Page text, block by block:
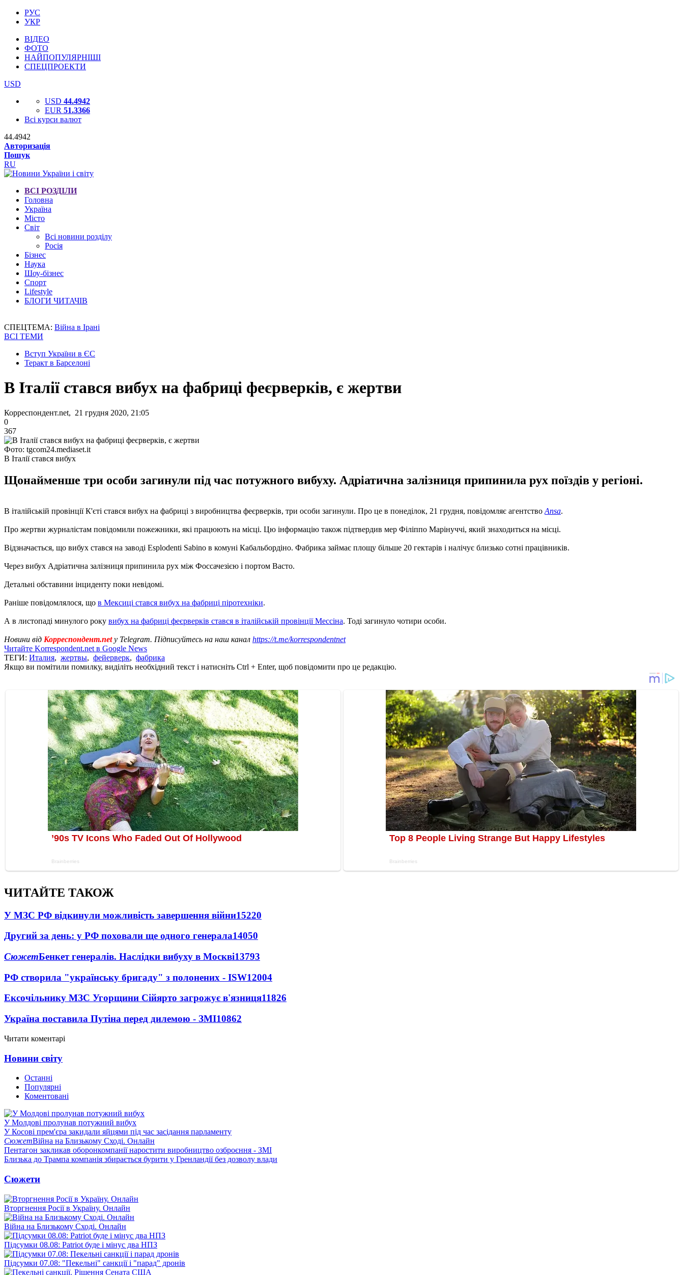
РУС
УКР
ВІДЕО
ФОТО
НАЙПОПУЛЯРНІШІ
СПЕЦПРОЕКТИ
USD
USD 44.4942
EUR 51.3366
Всі курси валют
44.4942
Авторизація
Пошук
RU
ВСІ РОЗДІЛИ
Головна
Україна
Місто
Світ
Всі новини розділу
Росія
Бізнес
Наука
Шоу-бізнес
Спорт
Lifestyle
БЛОГИ ЧИТАЧІВ
СПЕЦТЕМА: Війна в Ірані
ВСІ ТЕМИ
Вступ України в ЄС
Теракт в Барселоні
В Італії стався вибух на фабриці феєрверків, є жертви
Корреспондент.net, 21 грудня 2020, 21:05
0
367
Фото: tgcom24.mediaset.it
В Італії стався вибух
Щонайменше три особи загинули під час потужного вибуху. Адріатична залізниця припинила рух поїздів у регіоні.
В італійській провінції К'єті стався вибух на фабриці з виробництва феєрверків, три особи загинули. Про це в понеділок, 21 грудня, повідомляє агентство Ansa.
Про жертви журналістам повідомили пожежники, які працюють на місці. Цю інформацію також підтвердив мер Філіппо Марінуччі, який знаходиться на місці.
Відзначається, що вибух стався на заводі Esplodenti Sabino в комуні Кабальбордіно. Фабрика займає площу більше 20 гектарів і налічує близько сотні працівників.
Через вибух Адріатична залізниця припинила рух між Фоссачезією і портом Васто.
Детальні обставини інциденту поки невідомі.
Раніше повідомлялося, що в Мексиці стався вибух на фабриці піротехніки.
А в листопаді минулого року вибух на фабриці феєрверків стався в італійській провінції Мессіна. Тоді загинуло чотири особи.
Новини від Корреспондент.netу Telegram. Підписуйтесь на наш канал https://t.me/korrespondentnet
Читайте Korrespondent.net в Google News
ТЕГИ: Италия, жертвы, фейерверк, фабрика
Якщо ви помітили помилку, виділіть необхідний текст і натисніть Ctrl + Enter, щоб повідомити про це редакцію.
ЧИТАЙТЕ ТАКОЖ
У МЗС РФ відкинули можливість завершення війни15220
Другий за день: у РФ поховали ще одного генерала14050
СюжетБенкет генералів. Наслідки вибуху в Москві13793
РФ створила "українську бригаду" з полонених - ISW12004
Ексочільнику МЗС Угорщини Сійярто загрожує в'язниця11826
Україна поставила Путіна перед дилемою - ЗМІ10862
Читати коментарі
Новини світу
Останні
Популярні
Коментовані
У Молдові пролунав потужний вибух
У Косові прем'єра закидали яйцями під час засідання парламенту
СюжетВійна на Близькому Сході. Онлайн
Пентагон закликав оборонкомпанії наростити виробництво озброєння - ЗМІ
Близька до Трампа компанія збирається бурити у Гренландії без дозволу влади
Сюжети
Вторгнення Росії в Україну. Онлайн
Війна на Близькому Сході. Онлайн
Підсумки 08.08: Patriot буде і мінус два НПЗ
Підсумки 07.08: "Пекельні" санкції і "парад" дронів